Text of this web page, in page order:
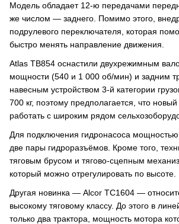
Модель обладает 12-ю передачами
же числом — заднего. Помимо этого,
подрулевого переключателя, которая
быстро менять направление движения.
Atlas TB854 оснастили двухрежимным
мощности (540 и 1 000 об/мин) и задним
навесным устройством 3-й категории
700 кг, поэтому предполагается, что
работать с широким рядом
Для подключения гидронасоса
две пары гидроразъёмов. Кроме того,
тяговым брусом и тягово-сцепным
который можно отрегулировать по высоте.
Другая новинка — Alcor TC1604 —
высокому тяговому классу. До этого в
только два трактора, мощность мотора